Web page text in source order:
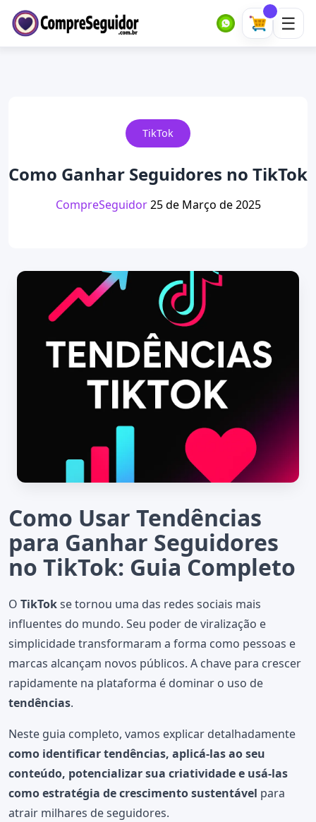
TikTok
Como Ganhar Seguidores no TikTok
CompreSeguidor25 de Março de 2025
Como Usar Tendências
para Ganhar Seguidores
no TikTok: Guia Completo
O TikTokse tornou uma das redes sociais mais
influentes do mundo. Seu poder de viralização e
simplicidade transformaram a forma como pessoas e
marcas alcançam novos públicos. A chave para crescer
rapidamente na plataforma é dominar o uso de
tendências.
Neste guia completo, vamos explicar detalhadamente
como identificar tendências, aplicá-las ao seu
conteúdo, potencializar sua criatividade e usá-las
como estratégia de crescimento sustentável para
atrair milhares de seguidores.